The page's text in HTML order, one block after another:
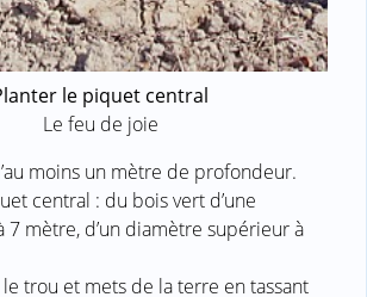
le piquet central
Le feu de joie
moins un mètre de profondeur.
central : du bois vert d’une
7 mètre, d’un diamètre supérieur à
le trou et mets de la terre en tassant